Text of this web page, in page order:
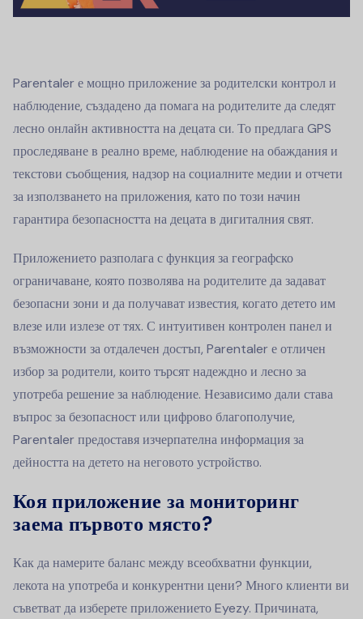
Parentaler е мощно приложение за родителски контрол и
наблюдение, създадено да помага на родителите да следят
лесно онлайн активността на децата си. То предлага GPS
проследяване в реално време, наблюдение на обаждания и
текстови съобщения, надзор на социалните медии и отчети
за използването на приложения, като по този начин
гарантира безопасността на децата в дигиталния свят.
Приложението разполага с функция за географско
ограничаване, която позволява на родителите да задават
безопасни зони и да получават известия, когато детето им
влезе или излезе от тях. С интуитивен контролен панел и
възможности за отдалечен достъп, Parentaler е отличен
избор за родители, които търсят надеждно и лесно за
употреба решение за наблюдение. Независимо дали става
въпрос за безопасност или цифрово благополучие,
Parentaler предоставя изчерпателна информация за
дейността на детето на неговото устройство.
Коя приложение за мониторинг
заема първото място?
Как да намерите баланс между всеобхватни функции,
лекота на употреба и конкурентни цени? Много клиенти ви
съветват да изберете приложението Eyezy. Причината,